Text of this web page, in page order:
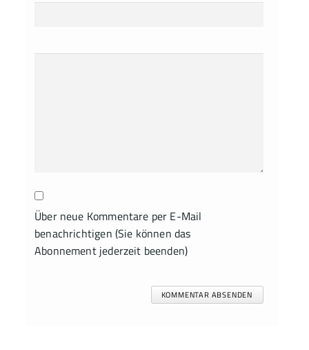
Über neue Kommentare per E-Mail
benachrichtigen (Sie können das
Abonnement jederzeit beenden)